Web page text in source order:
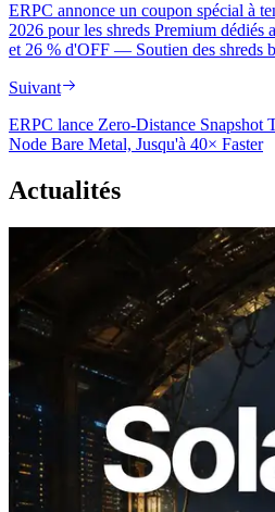
ERPC annonce un coupon spécial à
2026 pour les shreds Premium dédiés
et 26 % d'OFF — Soutien des shreds
Suivant
ERPC lance Zero-Distance Snapshot
Node Bare Metal, Jusqu'à 40× Faster
Actualités
2026.08.05